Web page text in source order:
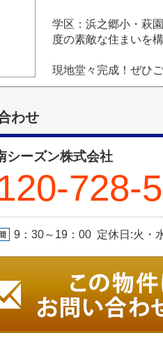
学区：浜之郷小・萩
度の素敵な住まいを
現地堂々完成！ぜひ
わせ
シーズン株式会社
728-
9：30～19：00 定休日:火・